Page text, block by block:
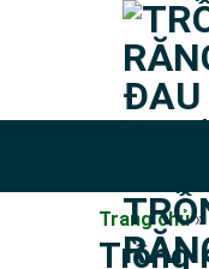
Trang chủ»
Trồng